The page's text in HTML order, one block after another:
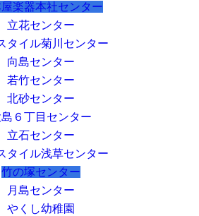
屋楽器本社センター
立花センター
タイル菊川センター
向島センター
若竹センター
北砂センター
６丁目センター
立石センター
タイル浅草センター
竹の塚センター
月島センター
やくし幼稚園